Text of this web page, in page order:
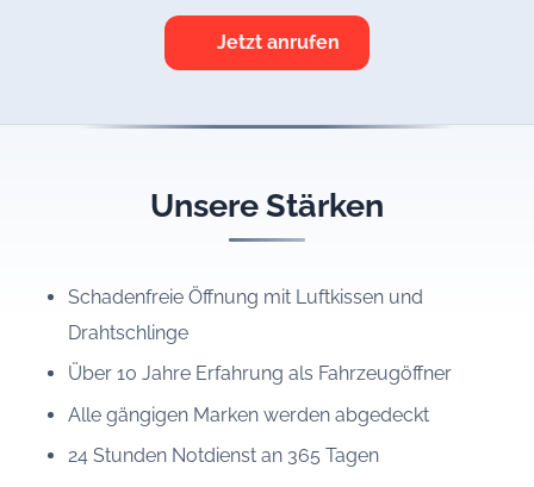
Jetzt anrufen
Unsere Stärken
Schadenfreie Öffnung mit Luftkissen und
Drahtschlinge
Über 10 Jahre Erfahrung als Fahrzeugöffner
Alle gängigen Marken werden abgedeckt
24 Stunden Notdienst an 365 Tagen